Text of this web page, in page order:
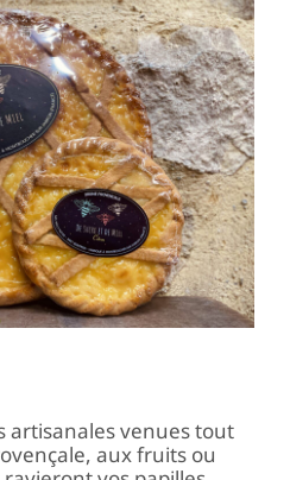
artisanales venues tout
aux fruits ou